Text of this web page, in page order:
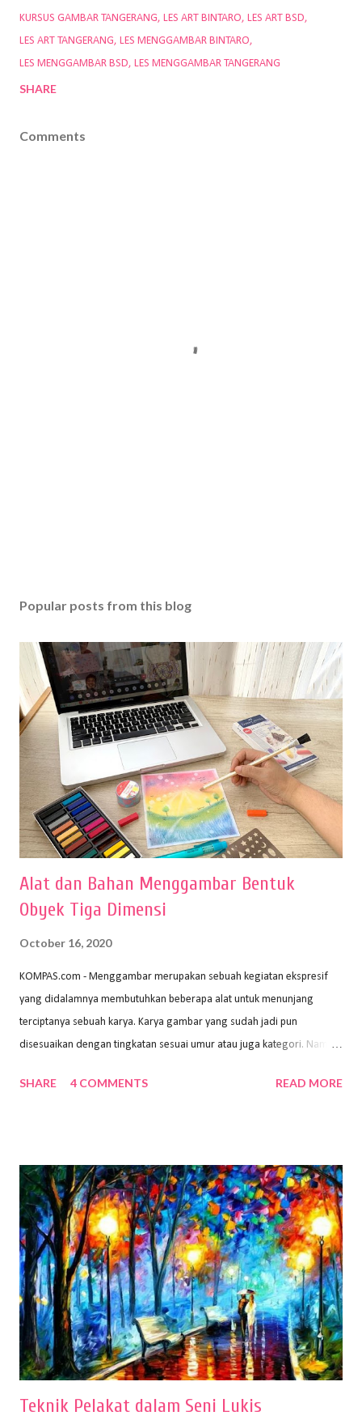
KURSUS GAMBAR TANGERANG
LES ART BINTARO
LES ART BSD
LES ART TANGERANG
LES MENGGAMBAR BINTARO
LES MENGGAMBAR BSD
LES MENGGAMBAR TANGERANG
SHARE
Comments
Popular posts from this blog
Alat dan Bahan Menggambar Bentuk
Obyek Tiga Dimensi
October 16, 2020
KOMPAS.com - Menggambar merupakan sebuah kegiatan ekspresif
yang didalamnya membutuhkan beberapa alat untuk menunjang
terciptanya sebuah karya. Karya gambar yang sudah jadi pun
disesuaikan dengan tingkatan sesuai umur atau juga kategori. Namun,
sehingga hasilnya bisa dilihat. Peran alat dan bahan sangat
memiliki spesifikasi berbeda sesuai jenisnya. Berikut peralatan
menggambar bentuk: 1. Kertas Gambar Kegiatan menggambar
membutuhkan kertas yang baik agar proses pembuatan gambar lebih
nyaman dan maksimal. Bahan kertas yang baik salah satu syaratnya
adalah tidak mudah sobek, mengingat menggambar merupakan
proses menggores dan menghapus. Kertas adalah bahan yang paling
ideal digunakan untuk menggambar. Dalam menggambar
menggunakan pen...
SHARE 4 COMMENTS READ MORE
Teknik Pelakat dalam Seni Lukis